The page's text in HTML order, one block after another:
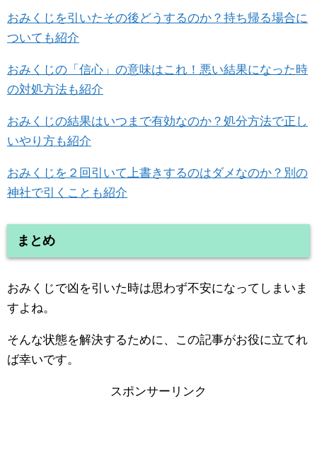
おみくじを引いたその後どうするのか？持ち帰る場合に
ついても紹介
おみくじの「信心」の意味はこれ！悪い結果になった時
の対処方法も紹介
おみくじの結果はいつまで有効なのか？処分方法で正し
いやり方も紹介
おみくじを２回引いて上書きするのはダメなのか？別の
神社で引くことも紹介
まとめ
おみくじで凶を引いた時は思わず不安になってしまいま
すよね。
そんな状態を解決するために、この記事がお役に立てれ
ば幸いです。
スポンサーリンク